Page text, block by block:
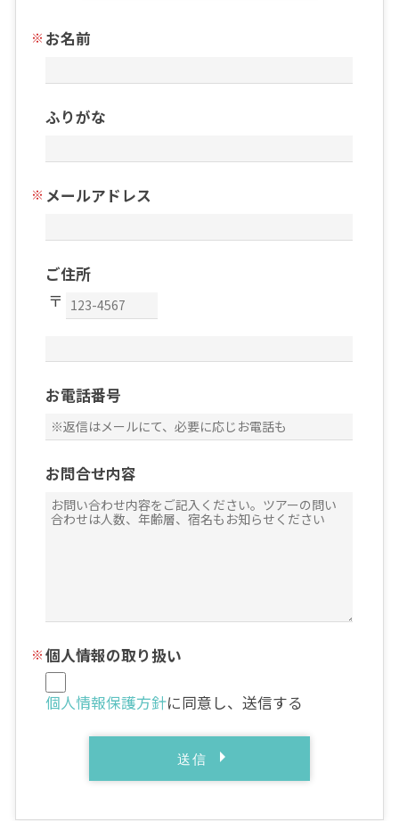
お名前
ふりがな
メールアドレス
ご住所
お電話番号
お問合せ内容
個人情報の取り扱い
個人情報保護方針に同意し、送信する